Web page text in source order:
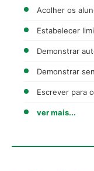
Acolher os
Estabelecer
Demonstrar
Demonstrar
Escrever para
ver mais...